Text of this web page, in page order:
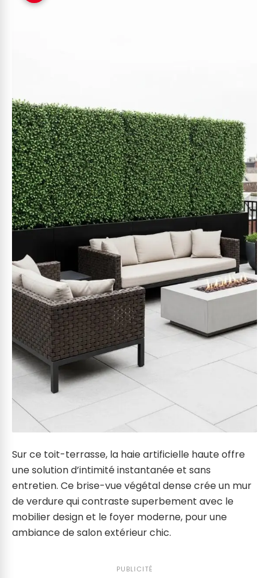
Sur ce toit-terrasse, la haie artificielle haute offre
une solution d’intimité instantanée et sans
entretien. Ce brise-vue végétal dense crée un mur
de verdure qui contraste superbement avec le
mobilier design et le foyer moderne, pour une
ambiance de salon extérieur chic.
PUBLICITÉ